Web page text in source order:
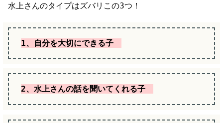
水上さんのタイプはズバリこの3つ！
1、 自分を大切にできる子
2、水上さんの話を聞いてくれる子